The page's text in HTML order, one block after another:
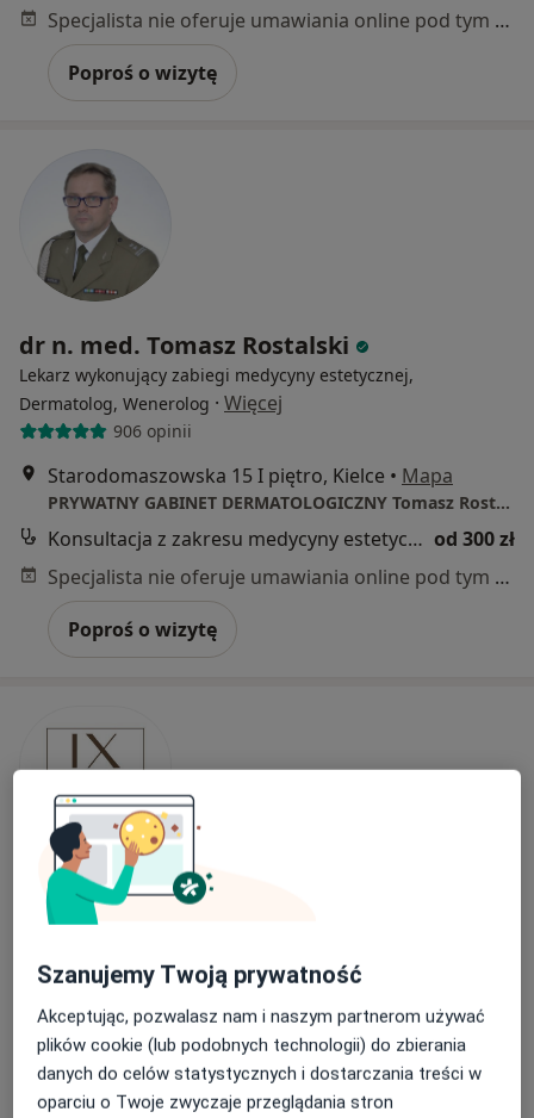
Specjalista nie oferuje umawiania online pod tym adresem.
Poproś o wizytę
dr n. med. Tomasz Rostalski
Lekarz wykonujący zabiegi medycyny estetycznej,
Dermatolog, Wenerolog · Więcej
906 opinii
Starodomaszowska 15 I piętro, Kielce • Mapa
PRYWATNY GABINET DERMATOLOGICZNY Tomasz Rostalski
Konsultacja z zakresu medycyny estetycznej od 300 zł
Specjalista nie oferuje umawiania online pod tym adresem.
Poproś o wizytę
IX Wieków Gabinety Lekarskie
Medycyna estetyczna, Psychologia, Kardiologia
688 opinii
aleja IX Wieków Kielc 4a/1, Kielce
Mapa
Konsultacja z zakresu medycyny estetycznej
200 zł
Szanujemy Twoją prywatność
Akceptując, pozwalasz nam i naszym partnerom używać
plików cookie (lub podobnych technologii) do zbierania
danych do celów statystycznych i dostarczania treści w
oparciu o Twoje zwyczaje przeglądania stron